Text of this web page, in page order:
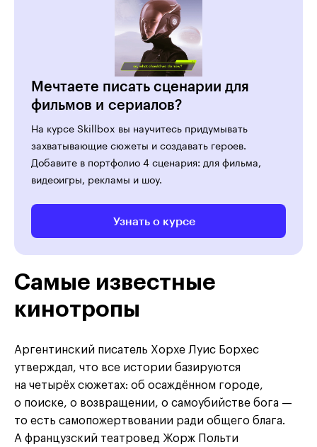
Мечтаете писать сценарии для
фильмов и сериалов?
На курсе Skillbox вы научитесь придумывать
захватывающие сюжеты и создавать героев.
Добавите в портфолио 4 сценария: для фильма,
видеоигры, рекламы и шоу.
Узнать о курсе
Самые известные
кинотропы
Аргентинский писатель Хорхе Луис Борхес
утверждал, что все истории базируются
на четырёх сюжетах: об осаждённом городе,
о поиске, о возвращении, о самоубийстве бога —
то есть самопожертвовании ради общего блага.
А французский театровед Жорж Польти